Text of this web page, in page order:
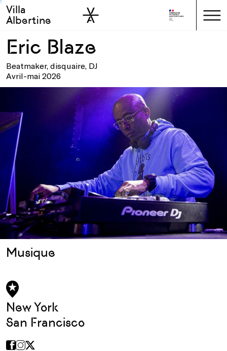
Skip to main
Skip to sidebar
Villa
Albertine
Eric Blaze
Beatmaker, disquaire, DJ
Avril-mai 2026
Musique
New York
San Francisco